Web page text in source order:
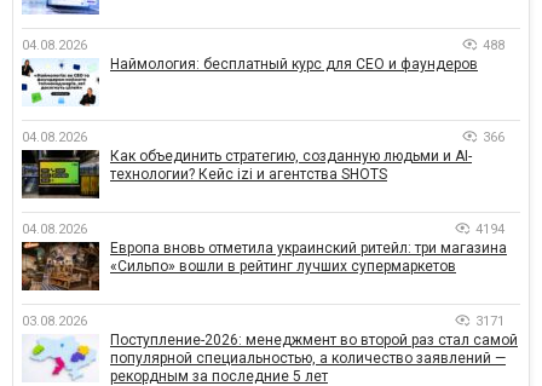
04.08.2026 488
Наймология: бесплатный курс для CEO и фаундеров
04.08.2026 366
Как объединить стратегию, созданную людьми и AI-
технологии? Кейс izi и агентства SHOTS
04.08.2026 4194
Европа вновь отметила украинский ритейл: три магазина
«Сильпо» вошли в рейтинг лучших супермаркетов
03.08.2026 3171
Поступление-2026: менеджмент во второй раз стал самой
популярной специальностью, а количество заявлений —
рекордным за последние 5 лет